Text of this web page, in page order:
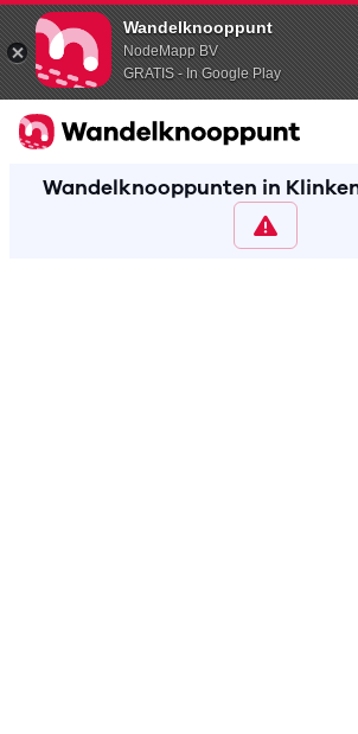
Wandelknooppunt
NodeMapp BV
GRATIS - In Google Play
Wandelknooppunten in